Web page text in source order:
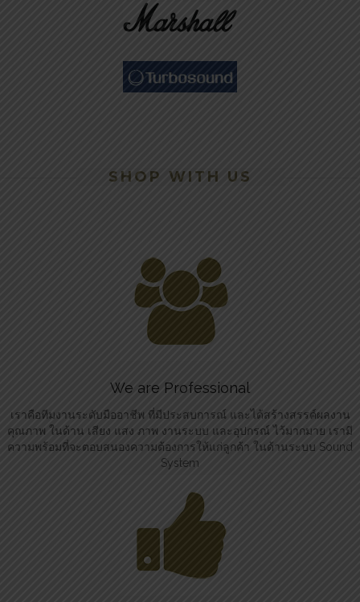
SHOP WITH US
We are Professional
เราคือทีมงานระดับมืออาชีพ ที่มีประสบการณ์ และได้สร้างสรรค์ผลงาน
คุณภาพ ในด้าน เสียง แสง ภาพ งานระบบ และอุปกรณ์ ไว้มากมาย เรามี
ความพร้อมที่จะตอบสนองความต้องการให้แก่ลูกค้า ในด้านระบบ Sound
System